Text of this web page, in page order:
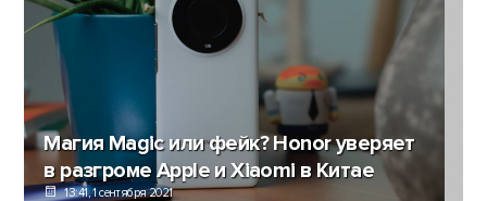
Магия Magic или фейк? Honor уверяет
в разгроме Apple и Xiaomi в Китае
13:41, 1 сентября 2021